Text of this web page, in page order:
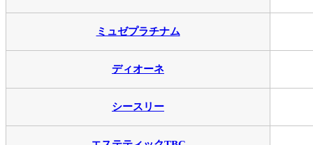
ミュゼプラチナム
ディオーネ
シースリー